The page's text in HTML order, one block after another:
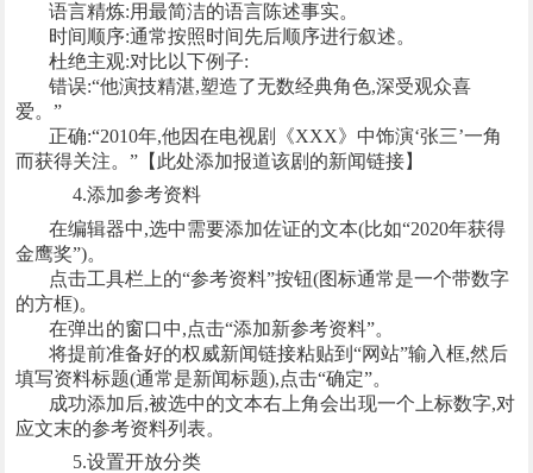
语言精炼:用最简洁的语言陈述事实。
时间顺序:通常按照时间先后顺序进行叙述。
杜绝主观:对比以下例子:
错误:“他演技精湛,塑造了无数经典角色,深受观众喜
爱。”
正确:“2010年,他因在电视剧《XXX》中饰演‘张三’一角
而获得关注。”【此处添加报道该剧的新闻链接】
4.添加参考资料
在编辑器中,选中需要添加佐证的文本(比如“2020年获得
金鹰奖”)。
点击工具栏上的“参考资料”按钮(图标通常是一个带数字
的方框)。
在弹出的窗口中,点击“添加新参考资料”。
将提前准备好的权威新闻链接粘贴到“网站”输入框,然后
填写资料标题(通常是新闻标题),点击“确定”。
成功添加后,被选中的文本右上角会出现一个上标数字,对
应文末的参考资料列表。
5.设置开放分类